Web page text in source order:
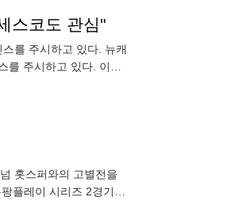
스코도 관심"
를 주시하고 있다. 뉴캐
를 주시하고 있다. 이삭
홋스퍼와의 고별전을
플레이 시리즈 2경기에